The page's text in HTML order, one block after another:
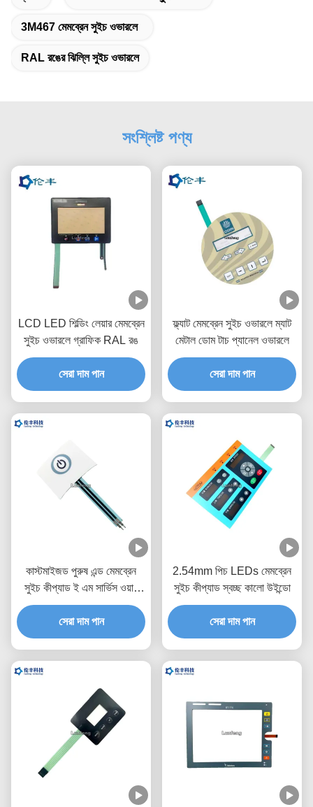
3M467 মেমব্রেন সুইচ ওভারলে
RAL রঙের ঝিল্লি সুইচ ওভারলে
সংশ্লিষ্ট পণ্য
LCD LED শিল্ডিং লেয়ার মেমব্রেন
সুইচ ওভারলে গ্রাফিক RAL রঙ
সেরা দাম পান
ফ্ল্যাট মেমব্রেন সুইচ ওভারলে ম্যাট
মেটাল ডোম টাচ প্যানেল ওভারলে
সেরা দাম পান
কাস্টমাইজড পুরুষ এন্ড মেমব্রেন
সুইচ কীপ্যাড ই এম সার্ভিস ওয়ান
বোতাম
সেরা দাম পান
2.54mm পিচ LEDs মেমব্রেন
সুইচ কীপ্যাড স্বচ্ছ কালো উইন্ডো
সেরা দাম পান